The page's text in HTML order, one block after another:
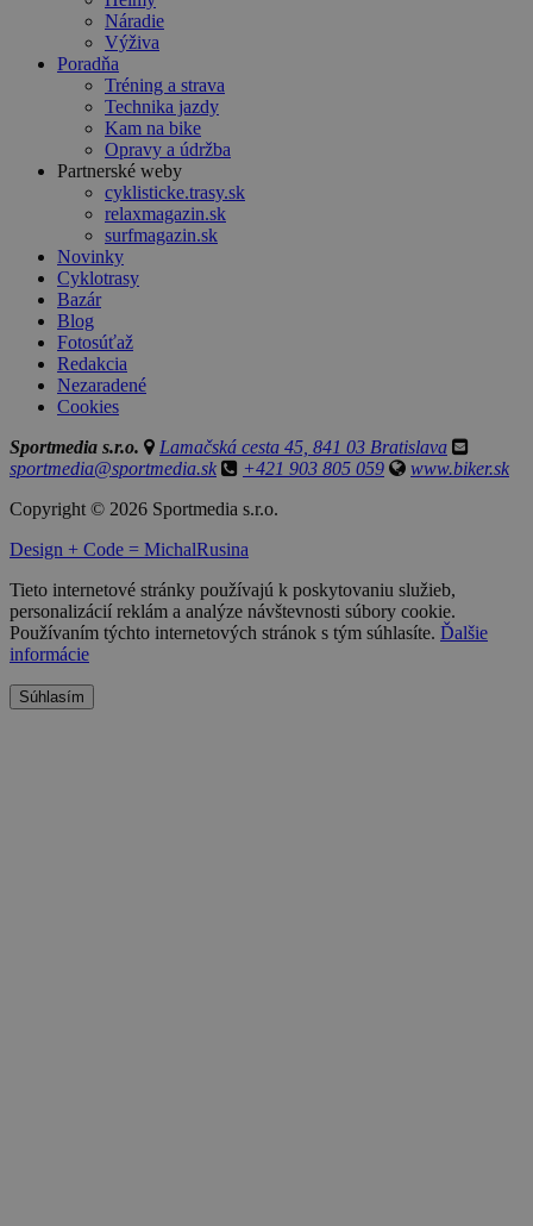
Náradie
Výživa
Poradňa
Tréning a strava
Technika jazdy
Kam na bike
Opravy a údržba
Partnerské weby
cyklisticke.trasy.sk
relaxmagazin.sk
surfmagazin.sk
Novinky
Cyklotrasy
Bazár
Blog
Fotosúťaž
Redakcia
Nezaradené
Cookies
Sportmedia s.r.o.
Lamačská cesta 45, 841 03 Bratislava
sportmedia@sportmedia.sk
+421 903 805 059
www.biker.sk
Copyright © 2026 Sportmedia s.r.o.
Design + Code = MichalRusina
Tieto internetové stránky používajú k poskytovaniu služieb,
personalizácií reklám a analýze návštevnosti súbory cookie.
Používaním týchto internetových stránok s tým súhlasíte. Ďalšie
informácie
Súhlasím